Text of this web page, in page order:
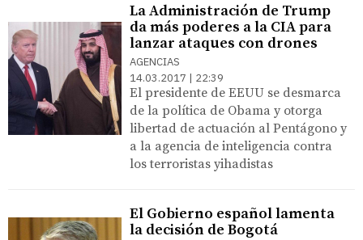
La Administración de Trump
da más poderes a la CIA para
lanzar ataques con drones
AGENCIAS
14.03.2017 | 22:39
El presidente de EEUU se desmarca
de la política de Obama y otorga
libertad de actuación al Pentágono y
a la agencia de inteligencia contra
los terroristas yihadistas
El Gobierno español lamenta
la decisión de Bogotá